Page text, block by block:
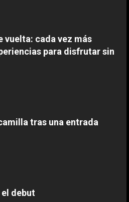
se la pega en el debut
9, 2026
9, 2026
9, 2026
vuelta: cada vez más
para disfrutar sin
tras una entrada
el debut